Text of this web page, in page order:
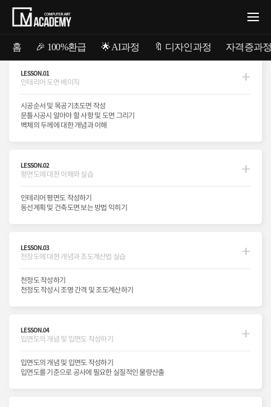
홈 🎉 100%환급 🌟 AI과정 🔖 디자인과정 자격증과
현장에서 사용하는 진짜 인테리어 도면
가득담은 강의
건축CAD 과정소개@INTERIOR CONSTRUCTION MANUAL
현장에서 사용하는 진짜 인테리어 도면
가득담은 강의
캐드를 활용 하는 것에 그치지 않는 실무 현장에서만 배울 수 있는
개념부터 활용까지 그리고 최종 물량산출까지 다루게 되는 인테리어 도면 A to Z
어느 곳에서도 배울 수 없는 특별한 실무 강의입니다.
현장에서 사용하는 진짜 인테리어 도면
가득담은 강의
LESSON.01
인테리어 도면 베이직
시공순서 및 목공기초도면 작성
문틀시공시 알아야 할 사항 및 도면 그리기
벽체의 두께에 대한 개념과 이해
LESSON.02
평면도에 대한 이해와 실습
인테리어 평면도 작성하기
동선계획 및 건축도면 보는 방법 익히기
LESSON.03
천장도에 대한 개념과 조도계산법 실습
천정도 작성하기
천정도 작성시 조명 간격 및 조도계산하기
LESSON.04
입면도의 개념 및 입면도 작성하기
입면도의 개념 및 입면도 작성하기
입면도를 기준으로 공사에 필요한 실질적인 물량산출